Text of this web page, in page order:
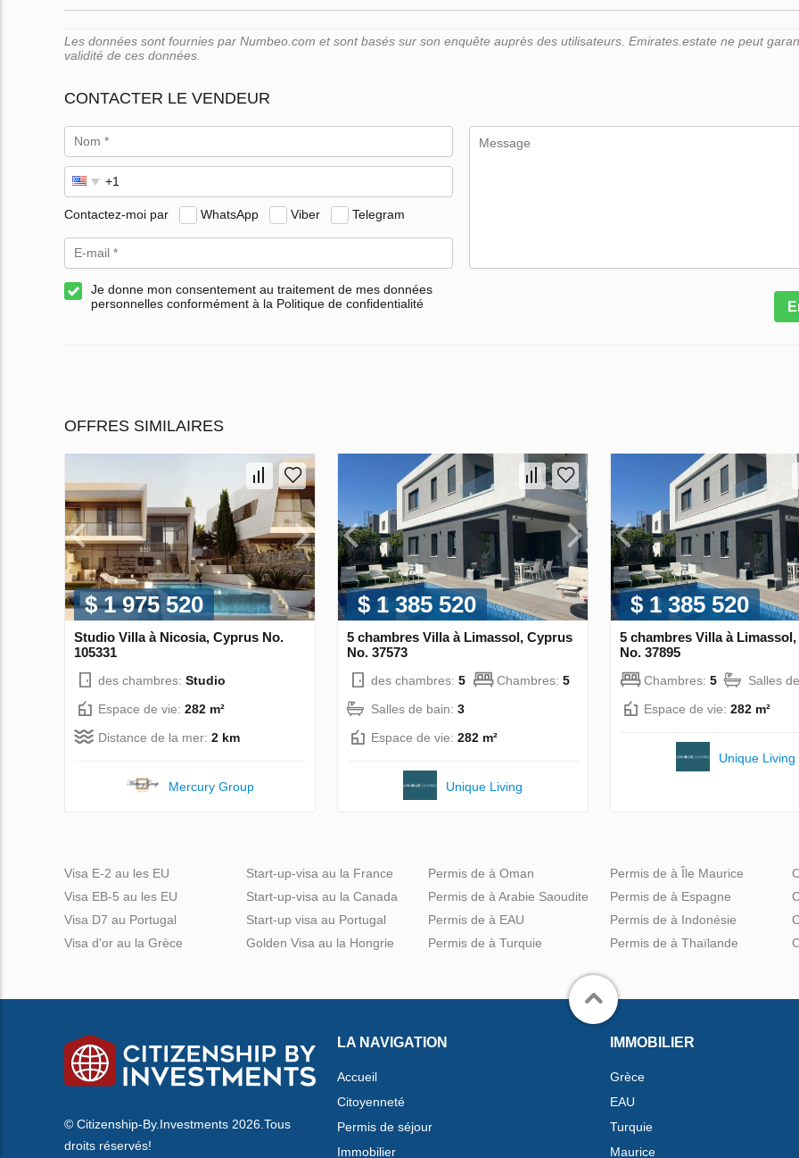
Les données sont fournies par Numbeo.com et sont basés sur son enquête auprès des utilisateurs. Emirates.estate ne peut
validité de ces données.
CONTACTER LE VENDEUR
Contactez-moi par WhatsApp Viber Telegram
Je donne mon consentement au traitement de mes données
personnelles conformément à la Politique de confidentialité
OFFRES SIMILAIRES
$ 1 975 520
Studio Villa à Nicosia, Cyprus No.
105331
des chambres: Studio
Espace de vie: 282 m²
Distance de la mer: 2 km
Mercury Group
$ 1 385 520
5 chambres Villa à Limassol, Cyprus
No. 37573
des chambres: 5 Chambres: 5
Salles de bain: 3
Espace de vie: 282 m²
Unique Living
$ 1 385 520
5 chambres Villa à
No. 37895
Chambres: 5
Salles
Espace de vie: 282 m²
Unique Living
Visa E-2 au les EU
Visa EB-5 au les EU
Visa D7 au Portugal
Visa d'or au la Grèce
Start-up-visa au la France
Start-up-visa au la Canada
Start-up visa au Portugal
Golden Visa au la Hongrie
Permis de à Oman
Permis de à Arabie Saoudite
Permis de à EAU
Permis de à Turquie
Permis de à Île Maurice
Permis de à Espagne
Permis de à Indonésie
Permis de à Thaïlande
© Citizenship-By.Investments 2026.Tous
droits réservés!
LA NAVIGATION
Accueil
Citoyenneté
Permis de séjour
Immobilier
IMMOBILIER
Grèce
EAU
Turquie
Maurice